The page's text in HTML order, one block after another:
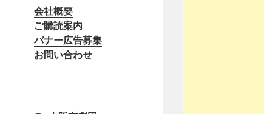
会社概要
ご購読案内
バナー広告募集
お問い合わせ